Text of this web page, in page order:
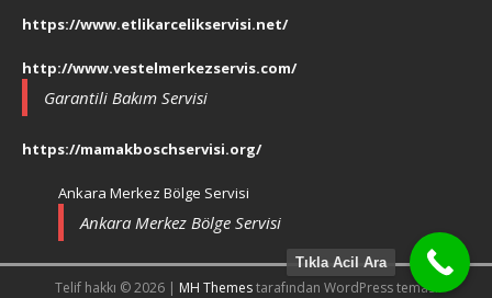
https://www.etlikarcelikservisi.net/
http://www.vestelmerkezservis.com/
Garantili Bakım Servisi
https://mamakboschservisi.org/
Ankara Merkez Bölge Servisi
Ankara Merkez Bölge Servisi
Telif hakkı © 2026 | MH Themestarafından WordPress teması
Tıkla Acil Ara